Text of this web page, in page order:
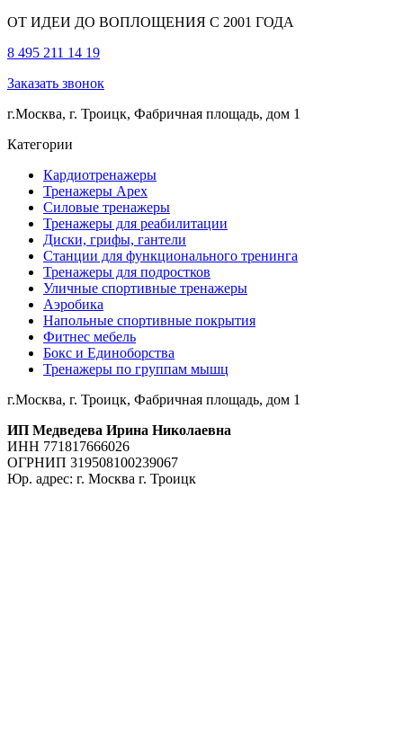
ОТ ИДЕИ ДО ВОПЛОЩЕНИЯ С 2001 ГОДА
8 495 211 14 19
Заказать звонок
г.Москва, г. Троицк, Фабричная площадь, дом 1
Категории
Кардиотренажеры
Тренажеры Apex
Силовые тренажеры
Тренажеры для реабилитации
Диски, грифы, гантели
Станции для функционального тренинга
Тренажеры для подростков
Уличные спортивные тренажеры
Аэробика
Напольные спортивные покрытия
Фитнес мебель
Бокс и Единоборства
Тренажеры по группам мышц
г.Москва, г. Троицк, Фабричная площадь, дом 1
ИП Медведева Ирина Николаевна
ИНН 771817666026
ОГРНИП 319508100239067
Юр. адрес: г. Москва г. Троицк